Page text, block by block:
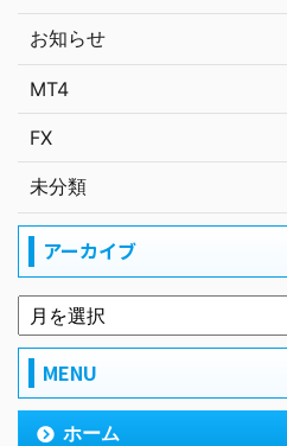
お知らせ
MT4
FX
未分類
アーカイブ
MENU
ホーム